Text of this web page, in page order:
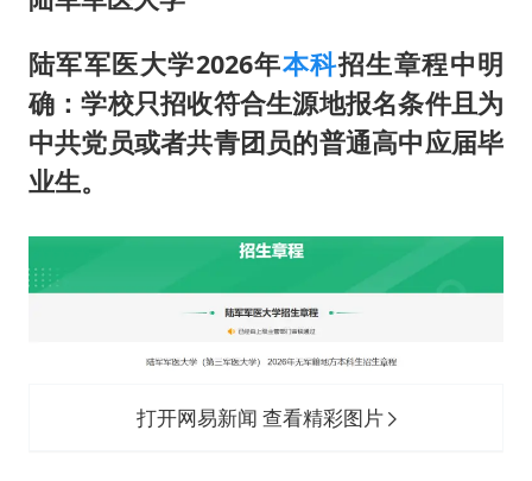
陆军军医大学2026年本科招生章程中明
确：学校只招收符合生源地报名条件且为
中共党员或者共青团员的普通高中应届毕
业生。
打开网易新闻 查看精彩图片